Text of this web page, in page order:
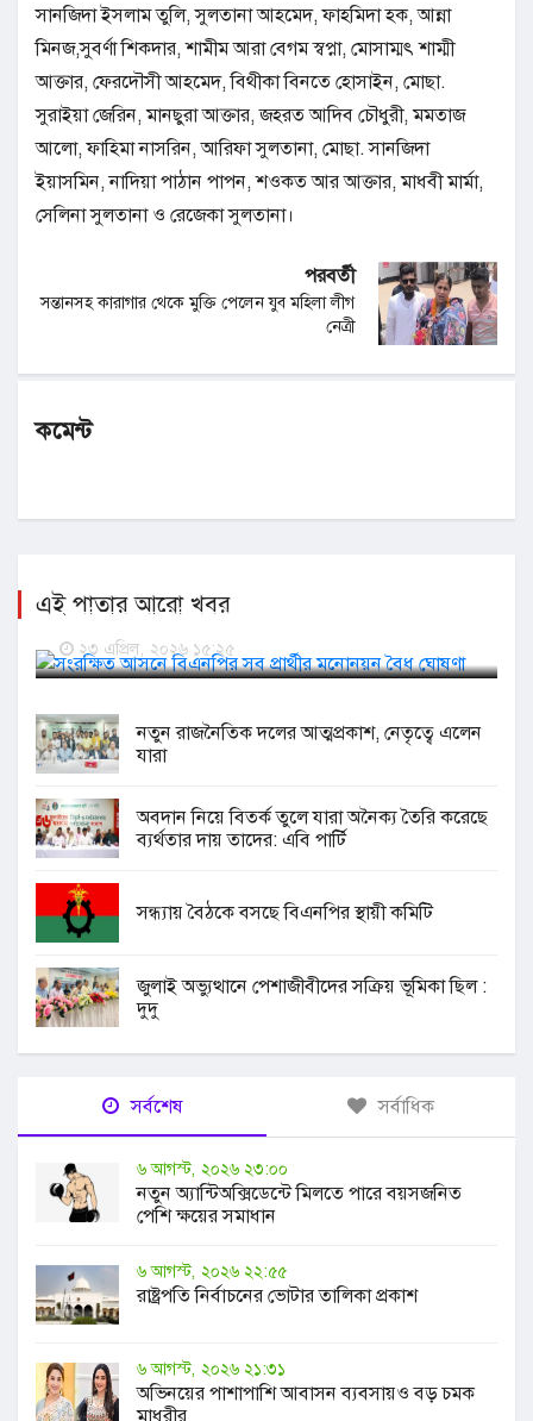
সানজিদা ইসলাম তুলি, সুলতানা আহমেদ, ফাহমিদা হক, আন্না
মিনজ,সুবর্ণা শিকদার, শামীম আরা বেগম স্বপ্না, মোসাম্মৎ শাম্মী
আক্তার, ফেরদৌসী আহমেদ, বিথীকা বিনতে হোসাইন, মোছা.
সুরাইয়া জেরিন, মানছুরা আক্তার, জহরত আদিব চৌধুরী, মমতাজ
আলো, ফাহিমা নাসরিন, আরিফা সুলতানা, মোছা. সানজিদা
ইয়াসমিন, নাদিয়া পাঠান পাপন, শওকত আর আক্তার, মাধবী মার্মা,
সেলিনা সুলতানা ও রেজেকা সুলতানা।
পরবর্তী
সন্তানসহ কারাগার থেকে মুক্তি পেলেন যুব মহিলা লীগ
নেত্রী
কমেন্ট
এই পাতার আরো খবর
সংরক্ষিত আসনে বিএনপির সব প্রার্থীর মনোনয়ন বৈধ ঘোষণা
২৩ এপ্রিল, ২০২৬ ১৫:২৫
নতুন রাজনৈতিক দলের আত্মপ্রকাশ, নেতৃত্বে এলেন
যারা
অবদান নিয়ে বিতর্ক তুলে যারা অনৈক্য তৈরি করেছে
ব্যর্থতার দায় তাদের: এবি পার্টি
সন্ধ্যায় বৈঠকে বসছে বিএনপির স্থায়ী কমিটি
জুলাই অভ্যুত্থানে পেশাজীবীদের সক্রিয় ভূমিকা ছিল :
দুদু
সর্বশেষ সর্বাধিক
৬ আগস্ট, ২০২৬ ২৩:০০
নতুন অ্যান্টিঅক্সিডেন্টে মিলতে পারে বয়সজনিত
পেশি ক্ষয়ের সমাধান
৬ আগস্ট, ২০২৬ ২২:৫৫
রাষ্ট্রপতি নির্বাচনের ভোটার তালিকা প্রকাশ
৬ আগস্ট, ২০২৬ ২১:৩১
অভিনয়ের পাশাপাশি আবাসন ব্যবসায়ও বড় চমক
মাধুরীর